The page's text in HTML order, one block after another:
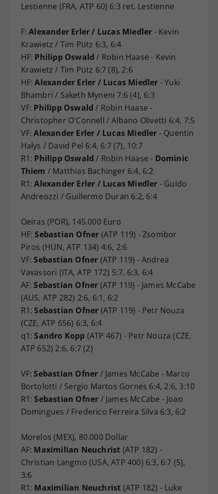
Lestienne (FRA, ATP 60) 6:3 ret. Lestienne
F:Alexander Erler / Lucas Miedler - Kevin
Krawietz / Tim Pütz 6:3, 6:4
HF: Philipp Oswald / Robin Haase - Kevin
Krawietz / Tim Pütz 6:7 (8), 2:6
HF:Alexander Erler / Lucas Miedler - Yuki
Bhambri / Saketh Myneni 7:6 (4), 6:3
VF: Philipp Oswald / Robin Haase -
Christopher O'Connell / Albano Olivetti 6:4, 7:5
VF:Alexander Erler / Lucas Miedler - Quentin
Halys / David Pel 6:4, 6:7 (7), 10:7
R1: Philipp Oswald / Robin Haase - Dominic
Thiem / Matthias Bachinger 6:4, 6:2
R1:Alexander Erler / Lucas Miedler - Guido
Andreozzi / Guillermo Duran 6:2, 6:4
Oeiras (POR), 145.000 Euro
HF:Sebastian Ofner (ATP 119) - Zsombor
Piros (HUN, ATP 134) 4:6, 2:6
VF:Sebastian Ofner (ATP 119) - Andrea
Vavassori (ITA, ATP 172) 5:7, 6:3, 6:4
AF:Sebastian Ofner (ATP 119) - James McCabe
(AUS, ATP 282) 2:6, 6:1, 6:2
R1:Sebastian Ofner (ATP 119) - Petr Nouza
(CZE, ATP 656) 6:3, 6:4
q1:Sandro Kopp (ATP 467) - Petr Nouza (CZE,
ATP 652) 2:6, 6:7 (2)
VF:Sebastian Ofner / James McCabe - Marco
Bortolotti / Sergio Martos Gornes 6:4, 2:6, 3:10
R1:Sebastian Ofner / James McCabe - Joao
Domingues / Frederico Ferreira Silva 6:3, 6:2
Morelos (MEX), 80.000 Dollar
AF: Maximilian Neuchrist (ATP 182) -
Christian Langmo (USA, ATP 400) 6:3, 6:7 (5),
3:6
R1: Maximilian Neuchrist (ATP 182) - Luke